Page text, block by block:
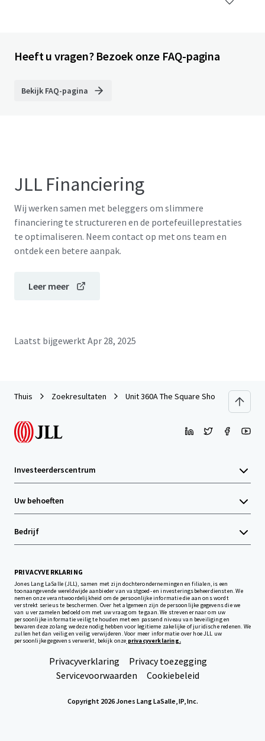
Heeft u vragen? Bezoek onze FAQ-pagina
Bekijk FAQ-pagina
JLL Financiering
Wij werken samen met beleggers om slimmere
financiering te structureren en de portefeuilleprestaties
te optimaliseren. Neem contact op met ons team en
ontdek een betere aanpak.
Leer meer
Laatst bijgewerkt Apr 28, 2025
Thuis Zoekresultaten Unit 360A The Square Shopping
Investeerderscentrum
Uw behoeften
Bedrijf
PRIVACYVERKLARING
Jones Lang LaSalle (JLL), samen met zijn dochterondernemingen en filialen, is een
toonaangevende wereldwijde aanbieder van vastgoed- en investeringsbeheerdiensten. We
nemen onze verantwoordelijkheid om de persoonlijke informatie die aan ons wordt
verstrekt serieus te beschermen. Over het algemeen zijn de persoonlijke gegevens die we
van u verzamelen bedoeld om met uw vraag om te gaan. We streven ernaar om uw
persoonlijke informatie veilig te houden met een passend niveau van beveiliging en
bewaren deze zolang we deze nodig hebben voor legitieme zakelijke of juridische redenen. We
zullen het dan veilig en veilig verwijderen. Voor meer informatie over hoe JLL uw
persoonlijke gegevens verwerkt, bekijk onze privacyverklaring.
Privacyverklaring
Privacy toezegging
Servicevoorwaarden
Cookiebeleid
Copyright 2026 Jones Lang LaSalle, IP, Inc.